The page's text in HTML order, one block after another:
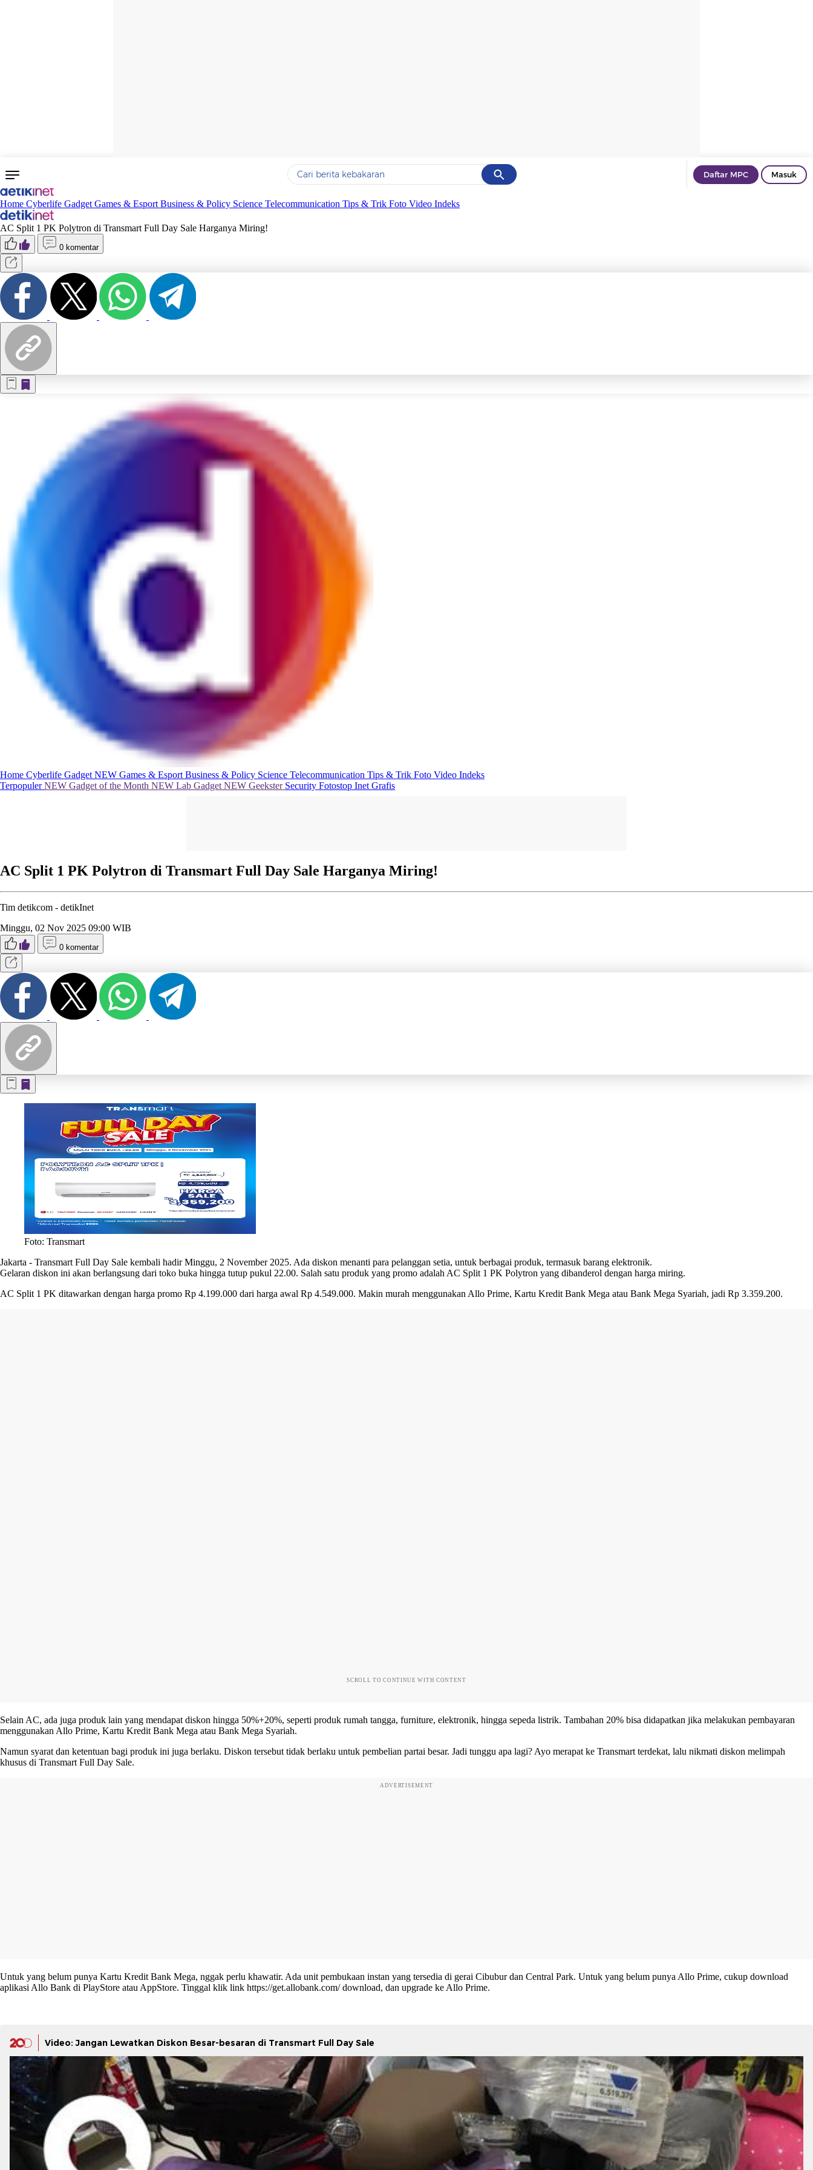
Cancel
Yang sedang ramai dicari
Terakhir yang dicari
Daftar MPC Masuk
Home Cyberlife Gadget Games & Esport Business & Policy Science Telecommunication Tips & Trik Foto Video Indeks
AC Split 1 PK Polytron di Transmart Full Day Sale Harganya Miring!
0 komentar
Home Cyberlife Gadget NEW Games & Esport Business & Policy Science Telecommunication Tips & Trik Foto Video Indeks
TerpopulerNEW Gadget of the Month NEW Lab Gadget NEW Geekster Security Fotostop Inet Grafis
AC Split 1 PK Polytron di Transmart Full Day Sale Harganya Miring!
Tim detikcom - detikInet
Minggu, 02 Nov 2025 09:00 WIB
0 komentar
Foto: Transmart
Jakarta - Transmart Full Day Sale kembali hadir Minggu, 2 November 2025. Ada diskon menanti para pelanggan setia, untuk berbagai produk, termasuk barang elektronik.
Gelaran diskon ini akan berlangsung dari toko buka hingga tutup pukul 22.00. Salah satu produk yang promo adalah AC Split 1 PK Polytron yang dibanderol dengan harga miring.
AC Split 1 PK ditawarkan dengan harga promo Rp 4.199.000 dari harga awal Rp 4.549.000. Makin murah menggunakan Allo Prime, Kartu Kredit Bank Mega atau Bank Mega Syariah, jadi Rp 3.359.200.
SCROLL TO CONTINUE WITH CONTENT
Selain AC, ada juga produk lain yang mendapat diskon hingga 50%+20%, seperti produk rumah tangga, furniture, elektronik, hingga sepeda listrik. Tambahan 20% bisa didapatkan jika melakukan pembayaran
menggunakan Allo Prime, Kartu Kredit Bank Mega atau Bank Mega Syariah.
Namun syarat dan ketentuan bagi produk ini juga berlaku. Diskon tersebut tidak berlaku untuk pembelian partai besar. Jadi tunggu apa lagi? Ayo merapat ke Transmart terdekat, lalu nikmati diskon melimpah
khusus di Transmart Full Day Sale.
ADVERTISEMENT
Untuk yang belum punya Kartu Kredit Bank Mega, nggak perlu khawatir. Ada unit pembukaan instan yang tersedia di gerai Cibubur dan Central Park. Untuk yang belum punya Allo Prime, cukup download
aplikasi Allo Bank di PlayStore atau AppStore. Tinggal klik link https://get.allobank.com/download, dan upgrade ke Allo Prime.
Video: Jangan Lewatkan Diskon Besar-besaran di Transmart Full Day Sale